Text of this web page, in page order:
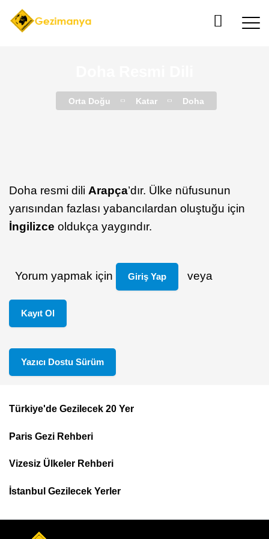
Orta Doğu Katar Doha
Doha resmi dili Arapça’dır. Ülke nüfusunun
yarısından fazlası yabancılardan oluştuğu için
İngilizce oldukça yaygındır.
Yorum yapmak için Giriş Yap veya
Kayıt Ol
Yazıcı Dostu Sürüm
Footer
Top
Menu
Türkiye'de Gezilecek 20 Yer
Paris Gezi Rehberi
Vizesiz Ülkeler Rehberi
İstanbul Gezilecek Yerler